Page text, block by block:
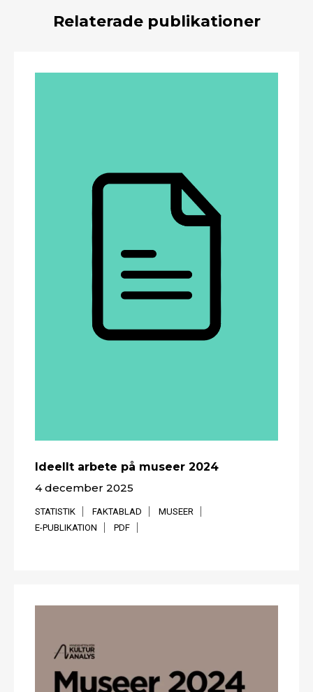
Relaterade publikationer
Ideellt arbete på museer 2024
4 december 2025
STATISTIK FAKTABLAD
MUSEER
E-PUBLIKATION
PDF